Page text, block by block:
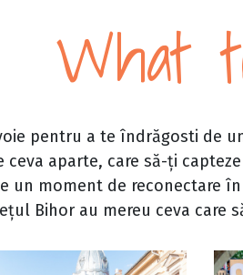
What
pentru a te îndrăgosti de
aparte, care să-ți
un moment de reconectare
Bihor au mereu ceva care